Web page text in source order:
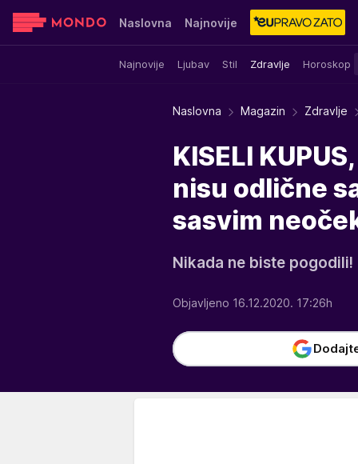
Naslovna Najnovije
Najnovije Ljubav Stil Zdravlje Horoskop
Sensa Stvar ukusa Yumama
Naslovna Magazin Zdravlje
KISELI
nisu odlične
sasvim
Nikada ne biste pogodili!
Objavljeno 16.12.2020. 17:26h